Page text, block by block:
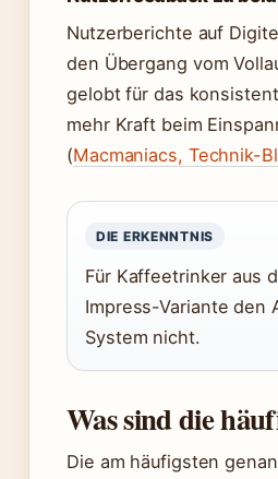
Nutzerberichte auf
den Übergang vom
gelobt für das
mehr Kraft beim
(Macmaniacs, Technik-
DIE ERKENNTNIS
Für Kaffeetrinker aus
Impress-Variante den
System nicht.
Was sind die
Die am häufigsten